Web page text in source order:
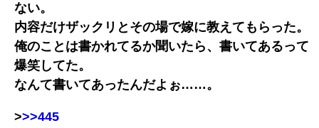
ない。
内容だけザックリとその場で嫁に教えてもらった。
俺のことは書かれてるか聞いたら、書いてあるって
爆笑してた。
なんて書いてあったんだよぉ……。
>>>445